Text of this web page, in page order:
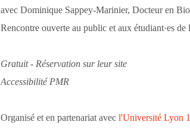
avec Dominique Sappey-Marinier, Docteur en
Rencontre ouverte au public et aux étudiant·es
Gratuit - Réservation sur leur site
Accessibilité PMR
Organisé et en partenariat avec l'Université Lyon